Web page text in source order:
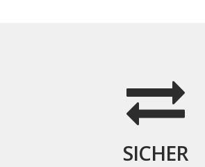
SICHER